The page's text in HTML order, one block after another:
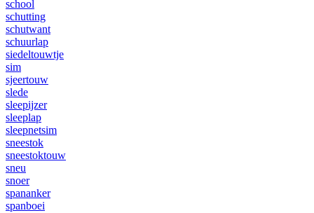
school
schutting
schutwant
schuurlap
siedeltouwtje
sim
sjeertouw
slede
sleepijzer
sleeplap
sleepnetsim
sneestok
sneestoktouw
sneu
snoer
spananker
spanboei